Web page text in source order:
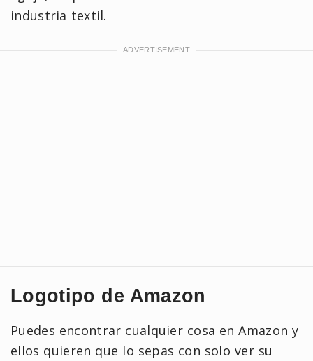
industria textil.
Logotipo de Amazon
Puedes encontrar cualquier cosa en Amazon y
ellos quieren que lo sepas con solo ver su